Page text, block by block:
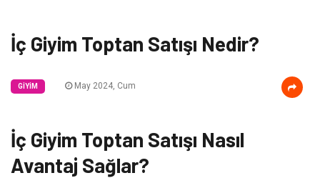
İç Giyim Toptan Satışı Nedir?
GIYIM May 2024, Cum
İç Giyim Toptan Satışı Nasıl
Avantaj Sağlar?